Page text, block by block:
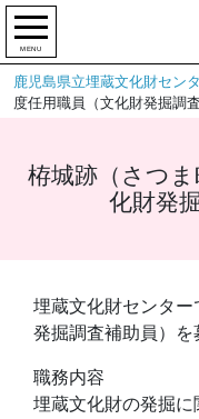
MENU
鹿児島県立埋蔵文化財セン
度任用職員（文化財発掘調
栫城跡（さつ
化財発
埋蔵文化財センタ
発掘調査補助員）を
職務内容
埋蔵文化財の発掘に